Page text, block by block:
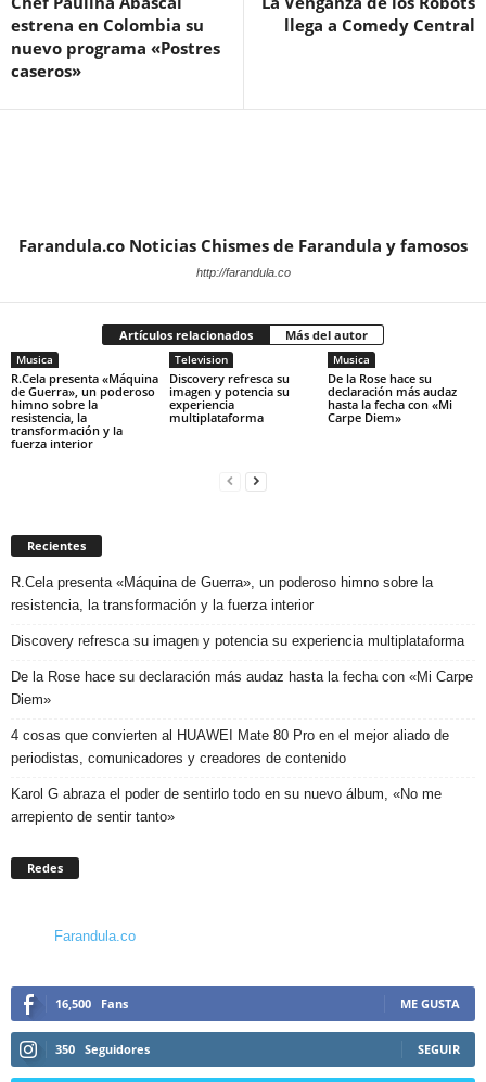
estrena en Colombia su
nuevo programa «Postres
caseros»
llega a Comedy Central
Farandula.co Noticias Chismes de Farandula y famosos
http://farandula.co
Artículos relacionados Más del autor
Musica
R.Cela presenta «Máquina
de Guerra», un poderoso
himno sobre la
resistencia, la
transformación y la
fuerza interior
Television
Discovery refresca su
imagen y potencia su
experiencia
multiplataforma
Musica
De la Rose hace su
declaración más audaz
hasta la fecha con «Mi
Carpe Diem»
Recientes
R.Cela presenta «Máquina de Guerra», un poderoso himno sobre la
resistencia, la transformación y la fuerza interior
Discovery refresca su imagen y potencia su experiencia multiplataforma
De la Rose hace su declaración más audaz hasta la fecha con «Mi Carpe
Diem»
4 cosas que convierten al HUAWEI Mate 80 Pro en el mejor aliado de
periodistas, comunicadores y creadores de contenido
Karol G abraza el poder de sentirlo todo en su nuevo álbum, «No me
arrepiento de sentir tanto»
Redes
Farandula.co
16,500 Fans ME GUSTA
350 Seguidores SEGUIR